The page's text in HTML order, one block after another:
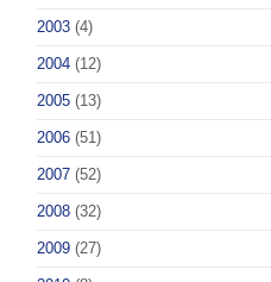
2003 (4)
2004 (12)
2005 (13)
2006 (51)
2007 (52)
2008 (32)
2009 (27)